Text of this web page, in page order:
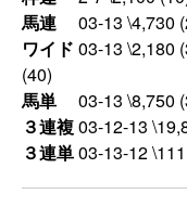
馬連
03-13 \4,730
ワイド 03-13 \2,180
(40)
馬単
03-13 \8,750
３連複03-12-13
３連単03-13-12